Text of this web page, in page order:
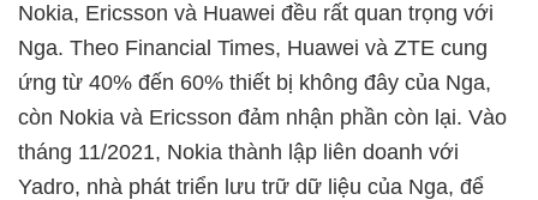
Nokia, Ericsson và Huawei đều rất quan trọng với
Nga. Theo Financial Times, Huawei và ZTE cung
ứng từ 40% đến 60% thiết bị không đây của Nga,
còn Nokia và Ericsson đảm nhận phần còn lại. Vào
tháng 11/2021, Nokia thành lập liên doanh với
Yadro, nhà phát triển lưu trữ dữ liệu của Nga, để